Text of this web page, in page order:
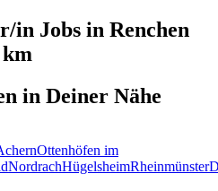
in Jobs in Renchen
in Deiner Nähe
Ottenhöfen im
NordrachHügelsheimRheinmünster